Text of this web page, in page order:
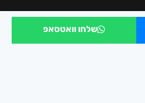
שלחו וואטסאפ